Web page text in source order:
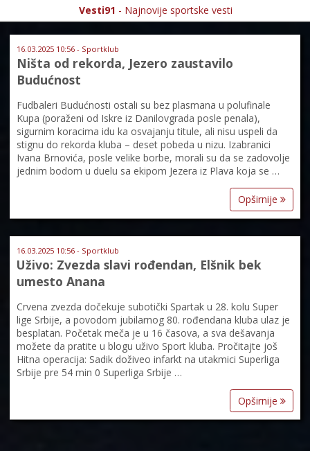
Vesti91 - Najnovije sportske vesti
16.03.2025 10:56 - Sportklub
Ništa od rekorda, Jezero zaustavilo
Budućnost
Fudbaleri Budućnosti ostali su bez plasmana u polufinale
Kupa (poraženi od Iskre iz Danilovgrada posle penala),
sigurnim koracima idu ka osvajanju titule, ali nisu uspeli da
stignu do rekorda kluba – deset pobeda u nizu. Izabranici
Ivana Brnovića, posle velike borbe, morali su da se zadovolje
jednim bodom u duelu sa ekipom Jezera iz Plava koja se …
Opširnije
16.03.2025 10:56 - Sportklub
Uživo: Zvezda slavi rođendan, Elšnik bek
umesto Anana
Crvena zvezda dočekuje subotički Spartak u 28. kolu Super
lige Srbije, a povodom jubilarnog 80. rođendana kluba ulaz je
besplatan. Početak meča je u 16 časova, a sva dešavanja
možete da pratite u blogu uživo Sport kluba. Pročitajte još
Hitna operacija: Sadik doživeo infarkt na utakmici Superliga
Srbije pre 54 min 0 Superliga Srbije …
Opširnije